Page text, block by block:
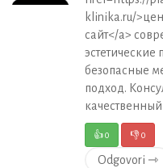
klinika.ru/
сайт</a>
безопасные
подход.
качественный
👍0 👎0
Odgovori ⇾